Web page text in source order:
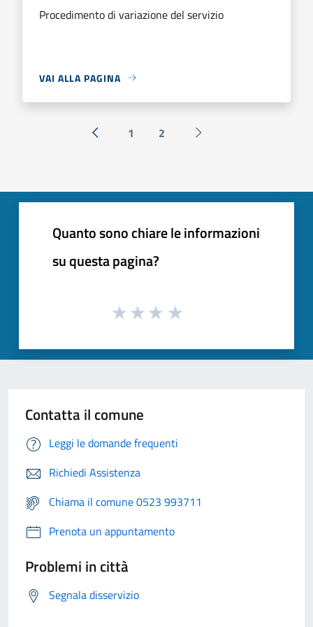
Procedimento di variazione del servizio
VAI ALLA PAGINA
« Precedente
1 2 Successiva »
Quanto sono chiare le informazioni
su questa pagina?
Contatta il comune
Leggi le domande frequenti
Richiedi Assistenza
Chiama il comune 0523 993711
Prenota un appuntamento
Problemi in città
Segnala disservizio